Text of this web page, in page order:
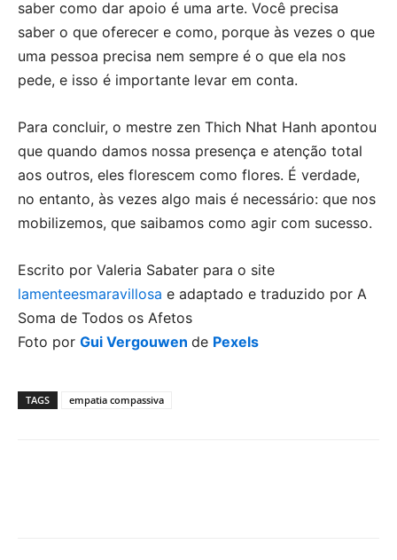
saber como dar apoio é uma arte. Você precisa
saber o que oferecer e como, porque às vezes o que
uma pessoa precisa nem sempre é o que ela nos
pede, e isso é importante levar em conta.
Para concluir, o mestre zen Thich Nhat Hanh apontou
que quando damos nossa presença e atenção total
aos outros, eles florescem como flores. É verdade,
no entanto, às vezes algo mais é necessário: que nos
mobilizemos, que saibamos como agir com sucesso.
Escrito por Valeria Sabater para o site
lamenteesmaravillosa e adaptado e traduzido por A
Soma de Todos os Afetos
Foto por Gui Vergouwen de Pexels
TAGS empatia compassiva